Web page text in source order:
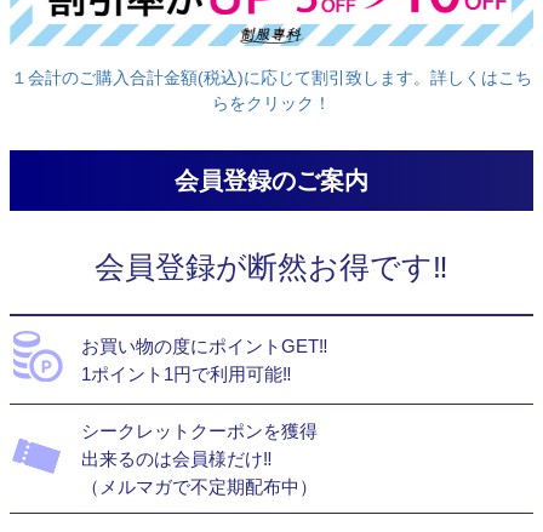
１会計のご購入合計金額(税込)に応じて割引致します。詳しくはこち
らをクリック！
会員登録のご案内
会員登録が断然お得です‼
お買い物の度にポイントGET‼
1ポイント1円で利用可能‼
シークレットクーポンを獲得
出来るのは会員様だけ‼
（メルマガで不定期配布中）